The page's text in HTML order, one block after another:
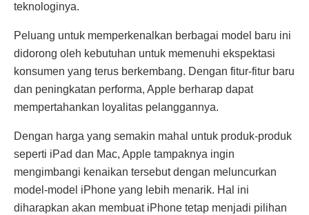
teknologinya.
Peluang untuk memperkenalkan berbagai model baru ini
didorong oleh kebutuhan untuk memenuhi ekspektasi
konsumen yang terus berkembang. Dengan fitur-fitur baru
dan peningkatan performa, Apple berharap dapat
mempertahankan loyalitas pelanggannya.
Dengan harga yang semakin mahal untuk produk-produk
seperti iPad dan Mac, Apple tampaknya ingin
mengimbangi kenaikan tersebut dengan meluncurkan
model-model iPhone yang lebih menarik. Hal ini
diharapkan akan membuat iPhone tetap menjadi pilihan